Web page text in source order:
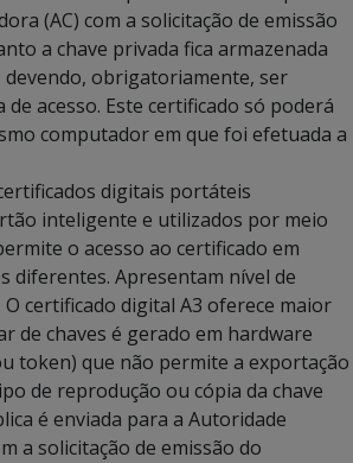
(AC) com a solicitação de emissão
a chave privada fica armazenada
obrigatoriamente, ser
acesso. Este certificado só poderá
computador em que foi efetuada a
digitais portáteis
inteligente e utilizados por meio
o acesso ao certificado em
diferentes. Apresentam nível de
certificado digital A3 oferece maior
de chaves é gerado em hardware
token) que não permite a exportação
de reprodução ou cópia da chave
é enviada para a Autoridade
a solicitação de emissão do